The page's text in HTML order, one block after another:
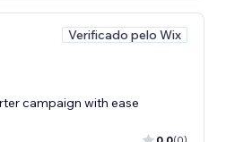
Verificado pelo Wix
campaign with ease